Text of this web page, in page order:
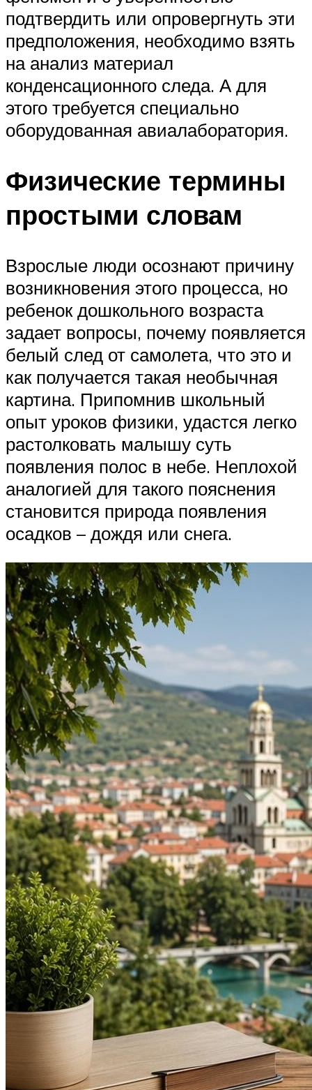
подтвердить или опровергнуть эти
предположения, необходимо взять
на анализ материал
конденсационного следа. А для
этого требуется специально
оборудованная авиалаборатория.
Физические термины
простыми словам
Взрослые люди осознают причину
возникновения этого процесса, но
ребенок дошкольного возраста
задает вопросы, почему появляется
белый след от самолета, что это и
как получается такая необычная
картина. Припомнив школьный
опыт уроков физики, удастся легко
растолковать малышу суть
появления полос в небе. Неплохой
аналогией для такого пояснения
становится природа появления
осадков – дождя или снега.